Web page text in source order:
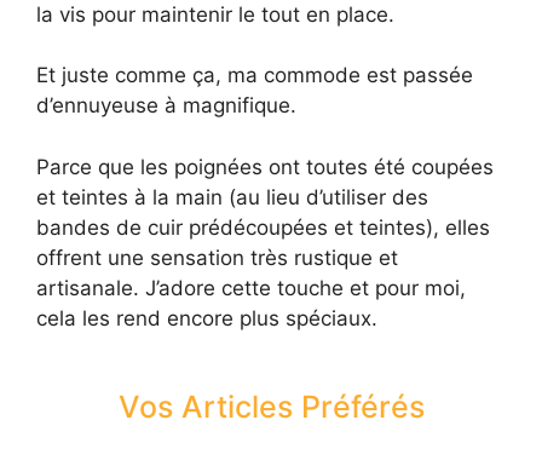
la vis pour maintenir le tout en place.
Et juste comme ça, ma commode est passée
d’ennuyeuse à magnifique.
Parce que les poignées ont toutes été coupées
et teintes à la main (au lieu d’utiliser des
bandes de cuir prédécoupées et teintes), elles
offrent une sensation très rustique et
artisanale. J’adore cette touche et pour moi,
cela les rend encore plus spéciaux.
Vos Articles Préférés